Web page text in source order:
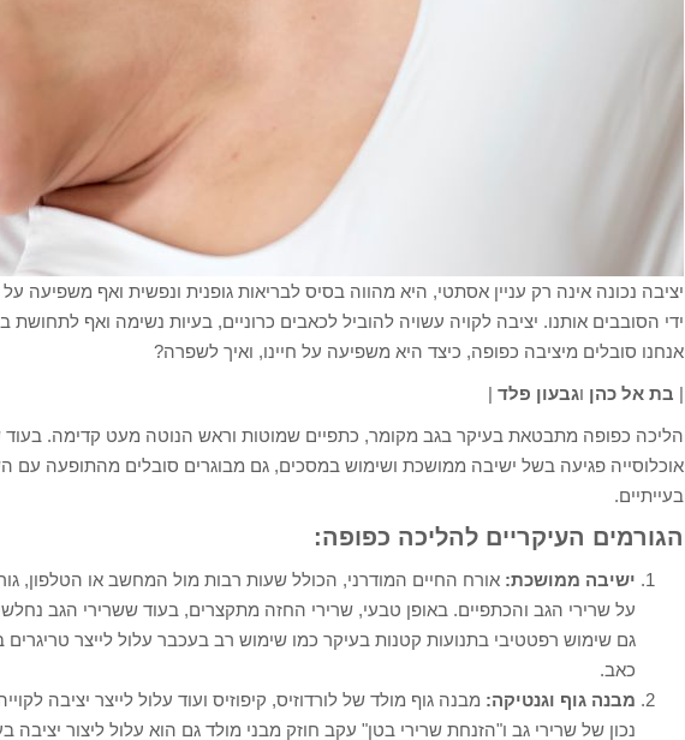
יציבה נכונה אינה רק עניין אסתטי, היא מהווה בסיס לבריאות גופנית ונפשית ואף משפיעה
ידי הסובבים אותנו. יציבה לקויה עשויה להוביל לכאבים כרוניים, בעיות נשימה ואף לתחושת
אנחנו סובלים מיציבה כפופה, כיצד היא משפיעה על חיינו, ואיך לשפרה?
| בת אל כהן וגבעון פלד |
הליכה כפופה מתבטאת בעיקר בגב מקומר, כתפיים שמוטות וראש הנוטה מעט קדימה. בעוד
אוכלוסייה פגיעה בשל ישיבה ממושכת ושימוש במסכים, גם מבוגרים סובלים מהתופעה עם
בעייתיים.
הגורמים העיקריים להליכה כפופה:
ישיבה ממושכת: אורח החיים המודרני, הכולל שעות רבות מול המחשב או הטלפון,
על שרירי הגב והכתפיים. באופן טבעי, שרירי החזה מתקצרים, בעוד ששרירי הגב
גם שימוש רפטטיבי בתנועות קטנות בעיקר כמו שימוש רב בעכבר עלול לייצר טריגרים
כאב.
מבנה גוף וגנטיקה: מבנה גוף מולד של לורדוזיס, קיפוזיס ועוד עלול לייצר יציבה
נכון של שרירי גב ו"הזנחת שרירי בטן" עקב חוזק מבני מולד גם הוא עלול ליצור יציבה